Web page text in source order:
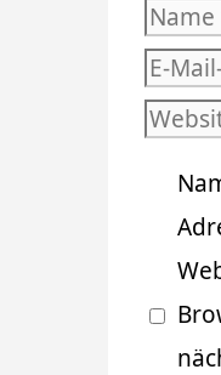
Name
E-
Mail-